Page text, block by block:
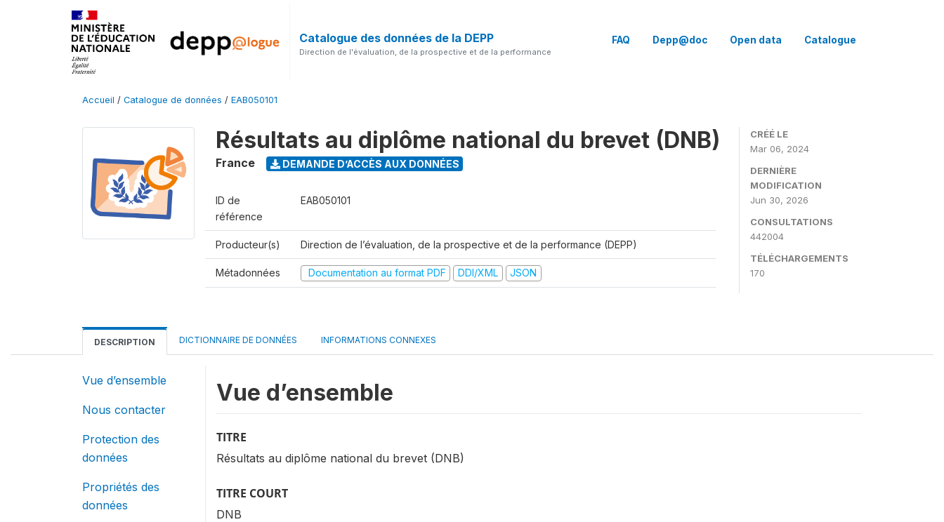
Catalogue des données de la DEPP
Direction de l'évaluation, de la prospective et de la performance
FAQ Depp@doc Open data Catalogue
Accueil / Catalogue de données / EAB050101
Résultats au diplôme national du brevet (DNB)
France DEMANDE D’ACCÈS AUX DONNÉES
ID de
référence
EAB050101
Producteur(s) Direction de l’évaluation, de la prospective et de la performance (DEPP)
Métadonnées Documentation au format PDF DDI/XML JSON
CRÉÉ LE
Mar 06, 2024
DERNIÈRE
MODIFICATION
Jun 30, 2026
CONSULTATIONS
442004
TÉLÉCHARGEMENTS
170
DESCRIPTION DICTIONNAIRE DE DONNÉES INFORMATIONS CONNEXES
Vue d’ensemble
Nous contacter
Protection des
données
Propriétés des
données
Vue d’ensemble
TITRE
Résultats au diplôme national du brevet (DNB)
TITRE COURT
DNB